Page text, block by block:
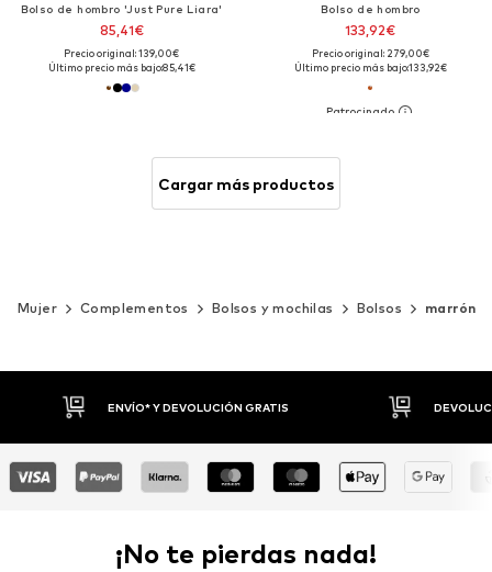
Bolso de hombro 'Just Pure Liara'
85,41€
Precio original: 139,00€
Último precio más bajo:85,41€
Bolso de hombro
133,92€
Precio original: 279,00€
Último precio más bajo:133,92€
Cargar más productos
Mujer Complementos Bolsos y mochilas Bolsos marrón
DEVOLUCIONES HASTA 30 DÍAS
¡No te pierdas nada!